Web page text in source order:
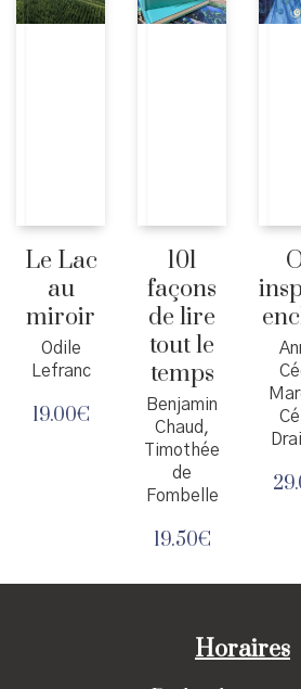
Le Lac
au
miroir
Odile
Lefranc
19.00€
101
façons
de lire
tout le
temps
Benjamin
Chaud,
Timothée
de
Fombelle
19.50€
Horaires